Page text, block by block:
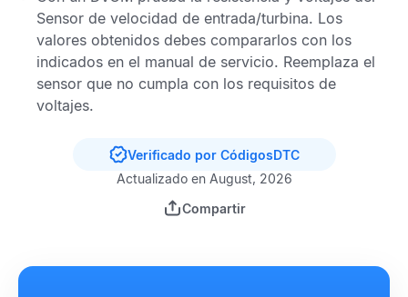
Sensor de velocidad de entrada/turbina. Los
valores obtenidos debes compararlos con los
indicados en el manual de servicio. Reemplaza el
sensor que no cumpla con los requisitos de
voltajes.
Verificado por CódigosDTC
Actualizado en August, 2026
Compartir